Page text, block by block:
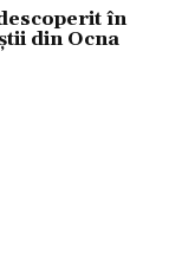
în
din Ocna